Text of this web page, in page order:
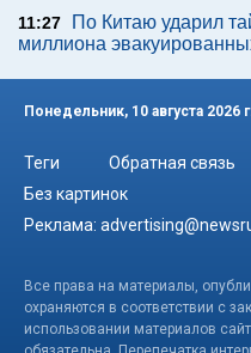
11:27
По Китаю ударил
миллиона
Понедельник, 10 августа 2026
Теги Обратная связь
Без картинок
Реклама:
Все права на материалы,
охраняются в соответствии с
использовании материалов